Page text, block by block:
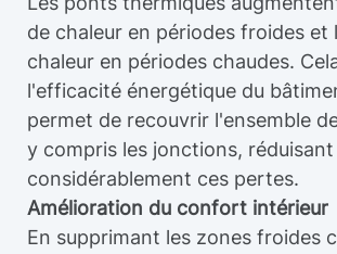
de chaleur en périodes froides et
chaleur en périodes chaudes.
l'efficacité énergétique du
permet de recouvrir l'ensemble
y compris les jonctions, réduisant
considérablement ces pertes.
Amélioration du confort intérieur
En supprimant les zones froides